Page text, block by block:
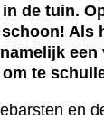
de tuin.
Als
te
en